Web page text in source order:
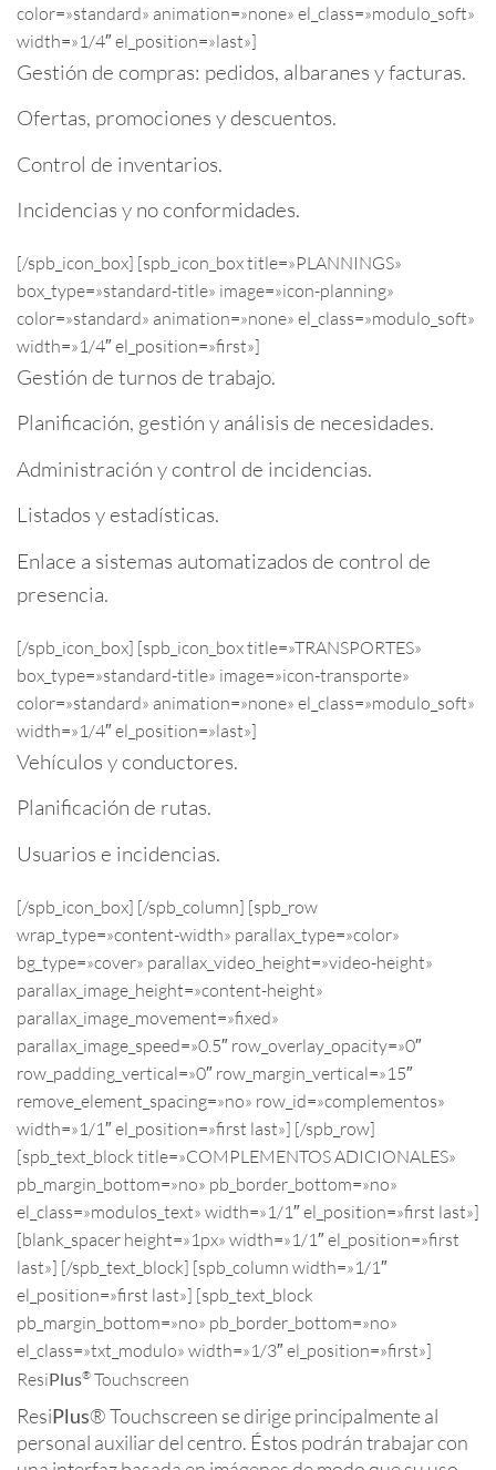
color=»standard» animation=»none» el_class=»modulo_soft»
width=»1/4″ el_position=»last»]
Gestión de compras: pedidos, albaranes y facturas.
Ofertas, promociones y descuentos.
Control de inventarios.
Incidencias y no conformidades.
[/spb_icon_box] [spb_icon_box title=»PLANNINGS»
box_type=»standard-title» image=»icon-planning»
color=»standard» animation=»none» el_class=»modulo_soft»
width=»1/4″ el_position=»first»]
Gestión de turnos de trabajo.
Planificación, gestión y análisis de necesidades.
Administración y control de incidencias.
Listados y estadísticas.
Enlace a sistemas automatizados de control de
presencia.
[/spb_icon_box] [spb_icon_box title=»TRANSPORTES»
box_type=»standard-title» image=»icon-transporte»
color=»standard» animation=»none» el_class=»modulo_soft»
width=»1/4″ el_position=»last»]
Vehículos y conductores.
Planificación de rutas.
Usuarios e incidencias.
[/spb_icon_box] [/spb_column] [spb_row
wrap_type=»content-width» parallax_type=»color»
bg_type=»cover» parallax_video_height=»video-height»
parallax_image_height=»content-height»
parallax_image_movement=»fixed»
parallax_image_speed=»0.5″ row_overlay_opacity=»0″
row_padding_vertical=»0″ row_margin_vertical=»15″
remove_element_spacing=»no» row_id=»complementos»
width=»1/1″ el_position=»first last»] [/spb_row]
[spb_text_block title=»COMPLEMENTOS ADICIONALES»
pb_margin_bottom=»no» pb_border_bottom=»no»
el_class=»modulos_text» width=»1/1″ el_position=»first last»]
[blank_spacer height=»1px» width=»1/1″ el_position=»first
last»] [/spb_text_block] [spb_column width=»1/1″
el_position=»first last»] [spb_text_block
pb_margin_bottom=»no» pb_border_bottom=»no»
el_class=»txt_modulo» width=»1/3″ el_position=»first»]
ResiPlus® Touchscreen
ResiPlus® Touchscreen se dirige principalmente al
personal auxiliar del centro. Éstos podrán trabajar con